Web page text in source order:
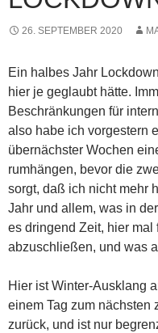
26. SEPTEMBER 2020
Ein halbes Jahr
hier je geglaubt hätte.
Beschränkungen für
also habe ich vorgestern
übernächster Wochen
rumhängen, bevor die
sorgt, daß ich nicht mehr
Jahr und allem, was in
es dringend Zeit, hier
abzuschließen, und was
Hier ist Winter-Ausklang
einem Tag zum nächsten
zurück, und ist nur